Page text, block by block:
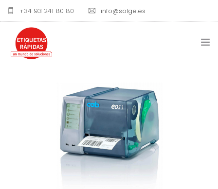
+34 93 241 80 80 info@solge.es
IMPRESORAS DE ETIQUETAS
RIBBON Y TINTAS